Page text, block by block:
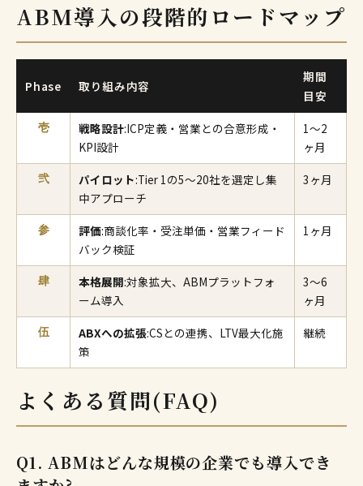
ABM導入の段階的ロードマップ
Phase 取り組み内容
期間
目安
壱 戦略設計:ICP定義・営業との合意形成・
KPI設計
1〜2
ヶ月
弐 パイロット:Tier 1の5〜20社を選定し集
中アプローチ
3ヶ月
参 評価:商談化率・受注単価・営業フィード
バック検証
1ヶ月
肆 本格展開:対象拡大、ABMプラットフォ
ーム導入
3〜6
ヶ月
伍 ABXへの拡張:CSとの連携、LTV最大化施
策
継続
よくある質問(FAQ)
Q1. ABMはどんな規模の企業でも導入でき